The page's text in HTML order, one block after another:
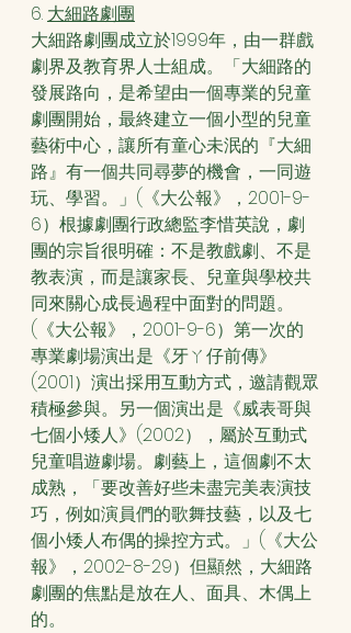
6. 大細路劇團
大細路劇團成立於1999年，由一群戲
劇界及教育界人士組成。「大細路的
發展路向，是希望由一個專業的兒童
劇團開始，最終建立一個小型的兒童
藝術中心，讓所有童心未泯的『大細
路』有一個共同尋夢的機會，一同遊
玩、學習。」(《大公報》，2001-9-
6）根據劇團行政總監李惜英說，劇
團的宗旨很明確：不是教戲劇、不是
教表演，而是讓家長、兒童與學校共
同來關心成長過程中面對的問題。
(《大公報》，2001-9-6）第一次的
專業劇場演出是《牙ㄚ仔前傳》
(2001）演出採用互動方式，邀請觀眾
積極參與。另一個演出是《威表哥與
七個小矮人》(2002），屬於互動式
兒童唱遊劇場。劇藝上，這個劇不太
成熟，「要改善好些未盡完美表演技
巧，例如演員們的歌舞技藝，以及七
個小矮人布偶的操控方式。」(《大公
報》，2002-8-29）但顯然，大細路
劇團的焦點是放在人、面具、木偶上
的。